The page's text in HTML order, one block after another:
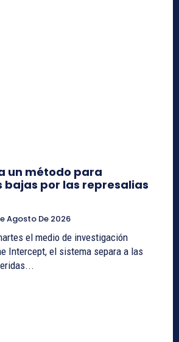
un método para
bajas por las represalias
Agosto De 2026
el medio de investigación
Intercept, el sistema separa a las